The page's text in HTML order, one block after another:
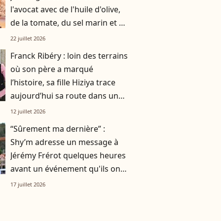
l'avocat avec de l'huile d'olive,
de la tomate, du sel marin et un
smoothie"
22 juillet 2026
Franck Ribéry : loin des terrains
où son père a marqué
l’histoire, sa fille Hiziya trace
aujourd’hui sa route dans un
tout autre univers
12 juillet 2026
“Sûrement ma dernière” :
Shy’m adresse un message à
Jérémy Frérot quelques heures
avant un événement qu'ils ont
vécu ensemble
17 juillet 2026